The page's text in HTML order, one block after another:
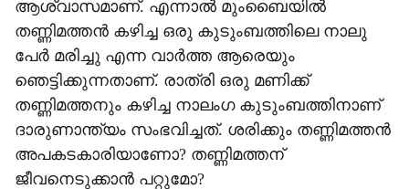
ആശ്വാസമാണ്. എന്നാൽ മുംബൈയിൽ
തണ്ണിമത്തൻ കഴിച്ച ഒരു കുടുംബത്തിലെ നാലു
പേർ മരിച്ചു എന്ന വാർത്ത ആരെയും
ഞെട്ടിക്കുന്നതാണ്. രാത്രി ഒരു മണിക്ക്
തണ്ണിമത്തനും കഴിച്ച നാലംഗ കുടുംബത്തിനാണ്
ദാരുണാന്ത്യം സംഭവിച്ചത്. ശരിക്കും തണ്ണിമത്തൻ
അപകടകാരിയാണോ? തണ്ണിമത്തന്
ജീവനെടുക്കാൻ പറ്റുമോ?